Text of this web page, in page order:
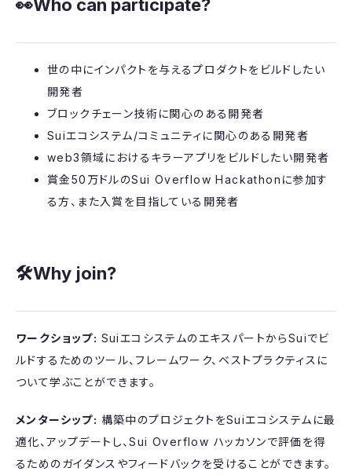
​👀Who can participate?
​世の中にインパクトを与えるプロダクトをビルドしたい
開発者
​ブロックチェーン技術に関心のある開発者
​Suiエコシステム/コミュニティに関心のある開発者
​web3領域におけるキラーアプリをビルドしたい開発者
​賞金50万ドルのSui Overflow Hackathonに参加す
る方、また入賞を目指している開発者
​🛠️Why join?
ワークショップ: SuiエコシステムのエキスパートからSuiでビ
ルドするためのツール、フレームワーク、ベストプラクティスに
ついて学ぶことができます。
メンターシップ: 構築中のプロジェクトをSuiエコシステムに最
適化、アップデートし、Sui Overflow ハッカソンで評価を得
るためのガイダンスやフィードバックを受けることができます。